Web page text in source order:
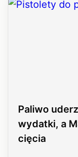
Paliwo
wydatki, a
cięcia